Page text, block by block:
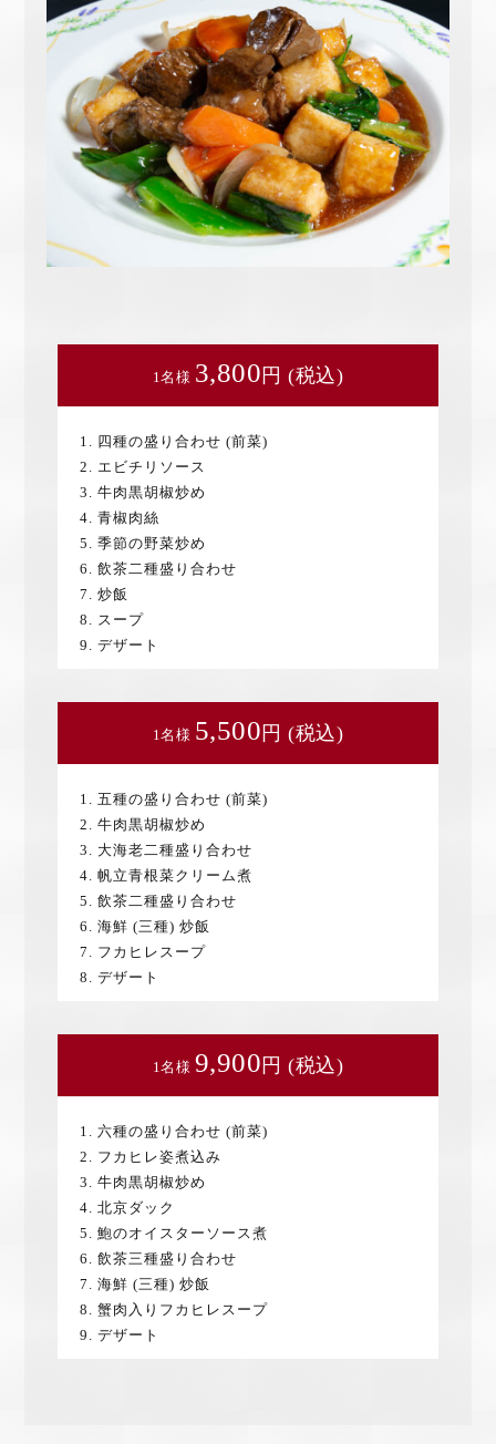
1名様 3,800 円 (税込)
1. 四種の盛り合わせ (前菜)
2. エビチリソース
3. 牛肉黒胡椒炒め
4. 青椒肉絲
5. 季節の野菜炒め
6. 飲茶二種盛り合わせ
7. 炒飯
8. スープ
9. デザート
1名様 5,500 円 (税込)
1. 五種の盛り合わせ (前菜)
2. 牛肉黒胡椒炒め
3. 大海老二種盛り合わせ
4. 帆立青根菜クリーム煮
5. 飲茶二種盛り合わせ
6. 海鮮 (三種) 炒飯
7. フカヒレスープ
8. デザート
1名様 9,900 円 (税込)
1. 六種の盛り合わせ (前菜)
2. フカヒレ姿煮込み
3. 牛肉黒胡椒炒め
4. 北京ダック
5. 鮑のオイスターソース煮
6. 飲茶三種盛り合わせ
7. 海鮮 (三種) 炒飯
8. 蟹肉入りフカヒレスープ
9. デザート